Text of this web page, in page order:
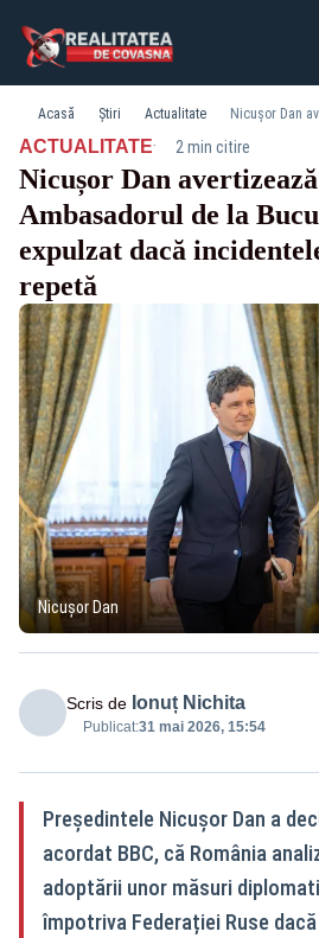
Acasă Știri Actualitate
ACTUALITATE· 2 min citire
Nicușor Dan
Ambasadorul de la
expulzat dacă
repetă
Nicușor Dan
Scris de Ionuț Nichita
Publicat:31 mai 2026, 15:54
Președintele Nicușor Dan a
acordat BBC, că România
adoptării unor măsuri
împotriva Federației Ruse